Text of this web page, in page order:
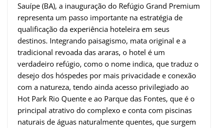
Sauípe (BA), a inauguração do Refúgio Grand Premium
representa um passo importante na estratégia de
qualificação da experiência hoteleira em seus
destinos. Integrando paisagismo, mata original e a
tradicional revoada das araras, o hotel é um
verdadeiro refúgio, como o nome indica, que traduz o
desejo dos hóspedes por mais privacidade e conexão
com a natureza, tendo ainda acesso privilegiado ao
Hot Park Rio Quente e ao Parque das Fontes, que é o
principal atrativo do complexo e conta com piscinas
naturais de águas naturalmente quentes, que surgem